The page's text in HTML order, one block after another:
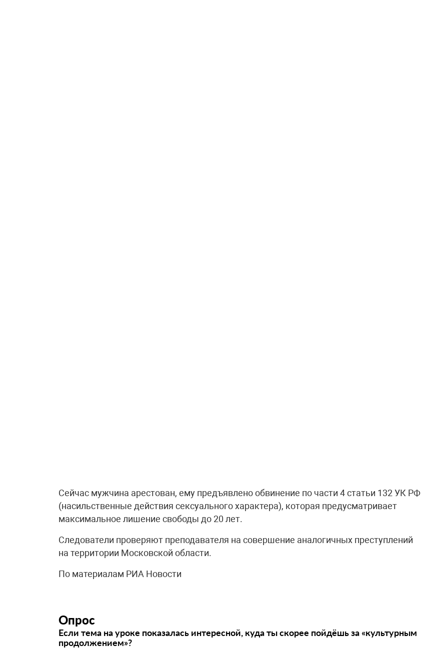
Сейчас мужчина арестован, ему предъявлено обвинение по части 4 статьи 132 УК РФ
(насильственные действия сексуального характера), которая предусматривает
максимальное лишение свободы до 20 лет.
Следователи проверяют преподавателя на совершение аналогичных преступлений
на территории Московской области.
По материалам РИА Новости
Опрос
Если тема на уроке показалась интересной, куда ты скорее пойдёшь за «культурным
продолжением»?